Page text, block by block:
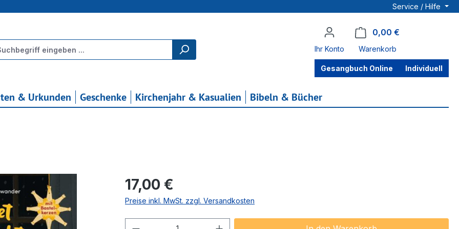
Service / Hilfe
Ihr Konto
0,00 €
Warenkorb
Gesangbuch Online Individuell
& Urkunden Geschenke Kirchenjahr & Kasualien Bibeln & Bücher
Regulärer Preis:
17,00 €
Preise inkl. MwSt. zzgl. Versandkosten